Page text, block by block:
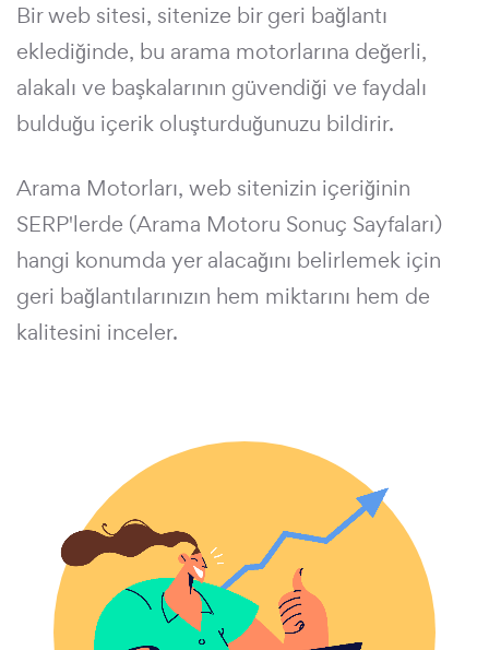
Bir web sitesi, sitenize bir geri bağlantı
eklediğinde, bu arama motorlarına değerli,
alakalı ve başkalarının güvendiği ve faydalı
bulduğu içerik oluşturduğunuzu bildirir.
Arama Motorları, web sitenizin içeriğinin
SERP'lerde (Arama Motoru Sonuç Sayfaları)
hangi konumda yer alacağını belirlemek için
geri bağlantılarınızın hem miktarını hem de
kalitesini inceler.